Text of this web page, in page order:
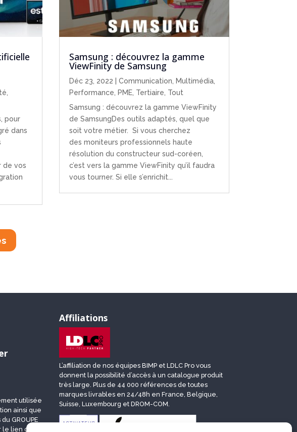
pour
dans
de vos
Samsung : découvrez la gamme
ViewFinity de Samsung
Déc 23, 2022 Communication Multimédia,
Performance
PME, Tertiaire Tout
Samsung : découvrez la gamme ViewFinity
de SamsungDes outils adaptés, quel que
soit votre métier. Si vous cherchez
des moniteurs professionnels haute
résolution du constructeur sud-coréen,
c’est vers la gamme ViewFinity qu’il faudra
vous tourner. Si elle s’enrichit...
utilisée
ainsi que
GROUPE
lien de
Affiliations
L’affiliation de nos équipes BIMP et LDLC Pro vous
donnent la possibilité d’accès à un catalogue produit
très large. Plus de 44 000 références de toutes
marques livrables en 24/48h en France, Belgique,
Suisse, Luxembourg et DROM-COM.